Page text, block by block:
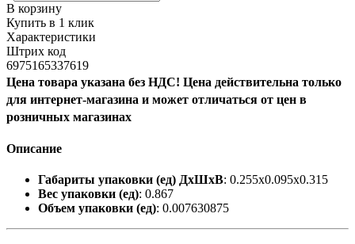
В корзину
Купить в 1 клик
Характеристики
Штрих код
6975165337619
Цена товара указана без НДС! Цена действительна только
для интернет-магазина и может отличаться от цен в
розничных магазинах
Описание
Габариты упаковки (ед) ДхШхВ: 0.255x0.095x0.315
Вес упаковки (ед): 0.867
Объем упаковки (ед): 0.007630875